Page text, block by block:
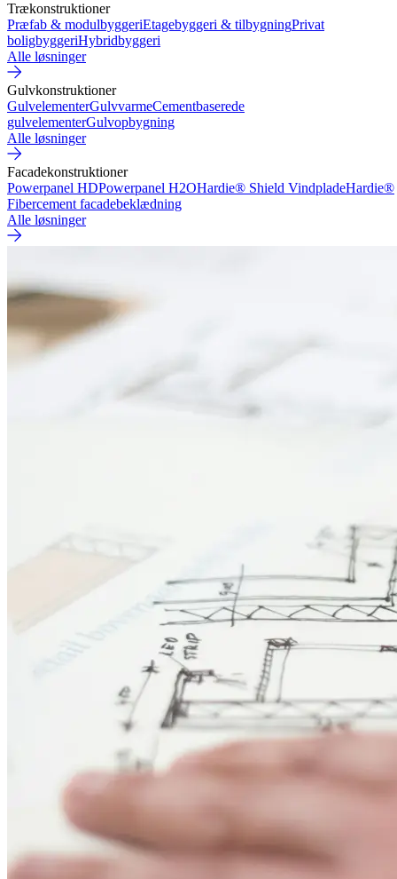
Trækonstruktioner
Præfab & modulbyggeriEtagebyggeri & tilbygningPrivat
boligbyggeriHybridbyggeri
Alle løsninger
Gulvkonstruktioner
GulvelementerGulvvarmeCementbaserede
gulvelementerGulvopbygning
Alle løsninger
Facadekonstruktioner
Powerpanel HDPowerpanel H2OHardie® Shield VindpladeHardie®
Fibercement facadebeklædning
Alle løsninger